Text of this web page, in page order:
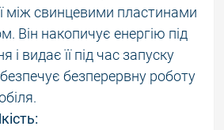
між свинцевими пластинами
Він накопичує енергію під
і видає її під час запуску
безперервну роботу